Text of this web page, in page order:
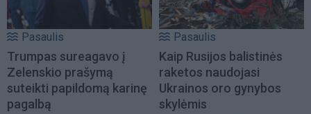
Pasaulis
Trumpas sureagavo į
Zelenskio prašymą
suteikti papildomą karinę
pagalbą
Pasaulis
Kaip Rusijos balistinės
raketos naudojasi
Ukrainos oro gynybos
skylėmis